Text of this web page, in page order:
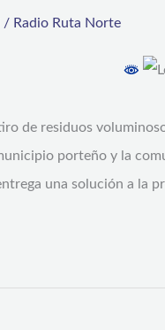
/ Radio Ruta Norte
de residuos
porteño y la
una solución a la